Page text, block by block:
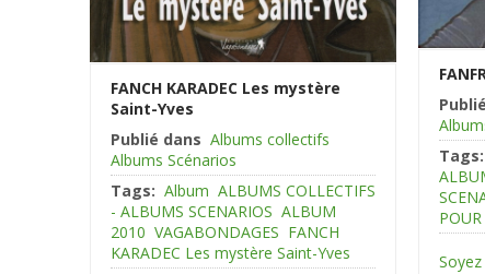
FANCH KARADEC Les mystère
Saint-Yves
Publié dans Albums collectifs
Albums Scénarios
Tags: Album ALBUMS COLLECTIFS
- ALBUMS SCENARIOS ALBUM
2010 VAGABONDAGES FANCH
KARADEC Les mystère Saint-Yves
Tags: